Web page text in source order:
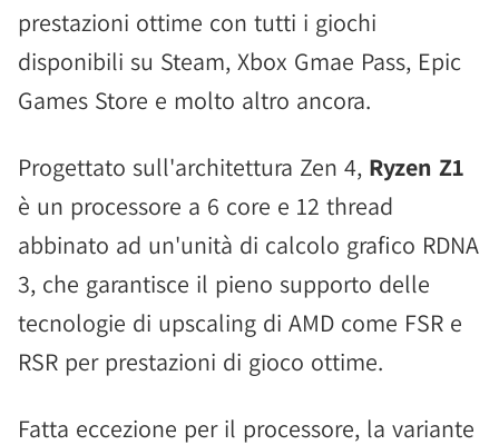
prestazioni ottime con tutti i giochi
disponibili su Steam, Xbox Gmae Pass, Epic
Games Store e molto altro ancora.
Progettato sull'architettura Zen 4, Ryzen Z1
è un processore a 6 core e 12 thread
abbinato ad un'unità di calcolo grafico RDNA
3, che garantisce il pieno supporto delle
tecnologie di upscaling di AMD come FSR e
RSR per prestazioni di gioco ottime.
Fatta eccezione per il processore, la variante